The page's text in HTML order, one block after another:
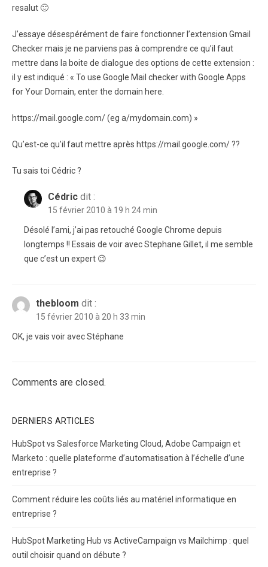
resalut 🙂
J’essaye désespérément de faire fonctionner l’extension Gmail
Checker mais je ne parviens pas à comprendre ce qu’il faut
mettre dans la boite de dialogue des options de cette extension :
il y est indiqué : « To use Google Mail checker with Google Apps
for Your Domain, enter the domain here.
https://mail.google.com/ (eg a/mydomain.com) »
Qu’est-ce qu’il faut mettre après https://mail.google.com/ ??
Tu sais toi Cédric ?
Cédric dit :
15 février 2010 à 19 h 24 min
Désolé l’ami, j’ai pas retouché Google Chrome depuis
longtemps !! Essais de voir avec Stephane Gillet, il me semble
que c’est un expert 😉
thebloom dit :
15 février 2010 à 20 h 33 min
OK, je vais voir avec Stéphane
Comments are closed.
DERNIERS ARTICLES
HubSpot vs Salesforce Marketing Cloud, Adobe Campaign et
Marketo : quelle plateforme d’automatisation à l’échelle d’une
entreprise ?
Comment réduire les coûts liés au matériel informatique en
entreprise ?
HubSpot Marketing Hub vs ActiveCampaign vs Mailchimp : quel
outil choisir quand on débute ?